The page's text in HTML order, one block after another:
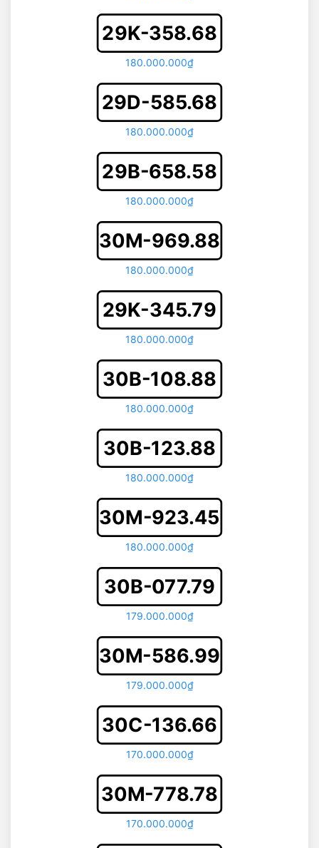
29K-358.68
180.000.000₫
29D-585.68
180.000.000₫
29B-658.58
180.000.000₫
30M-969.88
180.000.000₫
29K-345.79
180.000.000₫
30B-108.88
180.000.000₫
30B-123.88
180.000.000₫
30M-923.45
180.000.000₫
30B-077.79
179.000.000₫
30M-586.99
179.000.000₫
30C-136.66
170.000.000₫
30M-778.78
170.000.000₫